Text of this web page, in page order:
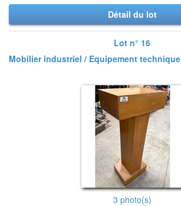
Détail du lot
Lot n° 16
Mobilier industriel / Equipement technique
3 photo(s)